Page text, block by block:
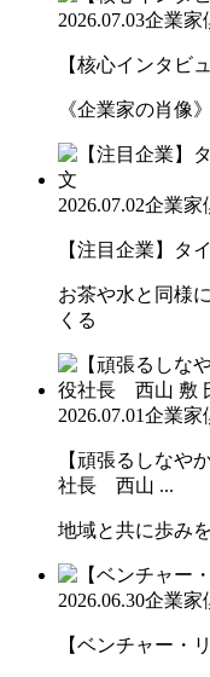
2026.07.03企業家
【核心インタ
《企業家の肖像
2026.07.02企業家
【注目企業】
お茶や水と同様
くる
2026.07.01企業家
【頑張るしな
社長 西山 ...
地域と共に歩み
2026.06.30企業家
【ベンチャー・